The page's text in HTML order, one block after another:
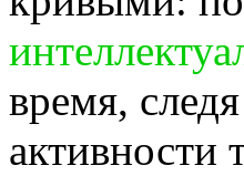
время,
активности